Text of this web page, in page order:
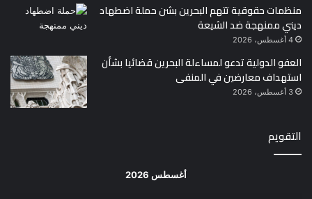
منظمات حقوقية تتهم البحرين بشن حملة اضطهاد
ديني ممنهجة ضد الشيعة
4 أغسطس، 2026
العفو الدولية تدعو لمساءلة البحرين قضائيا بشأن
استهداف معارضين في المنفى
3 أغسطس، 2026
التقويم
أغسطس 2026